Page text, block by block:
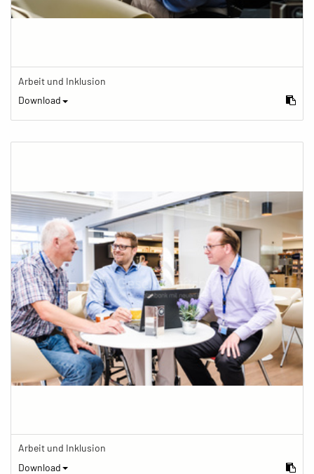
Arbeit und Inklusion
Download
Arbeit und Inklusion
Download